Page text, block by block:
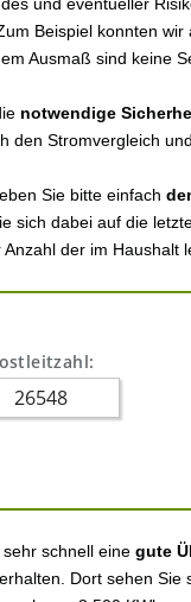
Beispiel konnten wir
Ausmaß sind keine
notwendige
den Stromvergleich
Sie bitte einfach
sich dabei auf die
der im Haushalt
schnell eine gute
Dort sehen Sie